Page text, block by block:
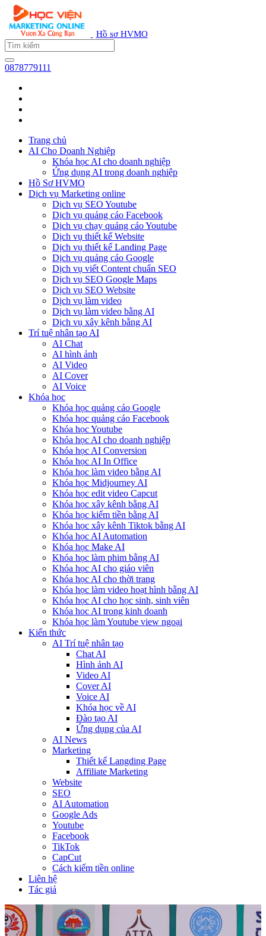
Hồ sơ HVMO
0878779111
Trang chủ
AI Cho Doanh Nghiệp
Khóa học AI cho doanh nghiệp
Ứng dụng AI trong doanh nghiệp
Hồ Sơ HVMO
Dịch vụ Marketing online
Dịch vụ SEO Youtube
Dịch vụ quảng cáo Facebook
Dịch vụ chạy quảng cáo Youtube
Dịch vụ thiết kế Website
Dịch vụ thiết kế Landing Page
Dịch vụ quảng cáo Google
Dịch vụ viết Content chuẩn SEO
Dịch vụ SEO Google Maps
Dịch vụ SEO Website
Dịch vụ làm video
Dịch vụ làm video bằng AI
Dịch vụ xây kênh bằng AI
Trí tuệ nhân tạo AI
AI Chat
AI hình ảnh
AI Video
AI Cover
AI Voice
Khóa học
Khóa học quảng cáo Google
Khóa học quảng cáo Facebook
Khóa học Youtube
Khóa học AI cho doanh nghiệp
Khóa học AI Conversion
Khóa học AI In Office
Khóa học làm video bằng AI
Khóa học Midjourney AI
Khóa học edit video Capcut
Khóa học xây kênh bằng AI
Khóa học kiếm tiền bằng AI
Khóa học xây kênh Tiktok bằng AI
Khóa học AI Automation
Khóa học Make AI
Khóa học làm phim bằng AI
Khóa học AI cho giáo viên
Khóa học AI cho thời trang
Khóa học làm video hoạt hình bằng AI
Khóa học AI cho học sinh, sinh viên
Khóa hoc AI trong kinh doanh
Khóa học làm Youtube view ngoại
Kiến thức
AI Trí tuệ nhân tạo
Chat AI
Hình ảnh AI
Video AI
Cover AI
Voice AI
Khóa học về AI
Đào tạo AI
Ứng dụng của AI
AI News
Marketing
Thiết kế Langding Page
Affiliate Marketing
Website
SEO
AI Automation
Google Ads
Youtube
Facebook
TikTok
CapCut
Cách kiếm tiền online
Liên hệ
Tác giả